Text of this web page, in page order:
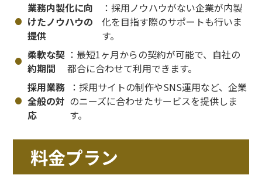
業務内製化に向
けたノウハウの
提供
：採用ノウハウがない企業が内製
化を目指す際のサポートも行いま
す。
柔軟な契
約期間
：最短1ヶ月からの契約が可能で、自社の
都合に合わせて利用できます。
採用業務
全般の対
応
：採用サイトの制作やSNS運用など、企業
のニーズに合わせたサービスを提供しま
す。
料金プラン